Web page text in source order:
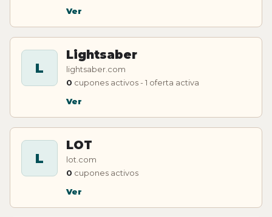
Ver
L
Lightsaber
lightsaber.com
0 cupones activos - 1 oferta activa
Ver
L
LOT
lot.com
0 cupones activos
Ver